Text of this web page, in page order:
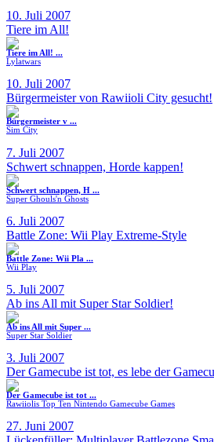
10. Juli 2007
Tiere im All!
Tiere im All! ...
Lylatwars
10. Juli 2007
Bürgermeister von Rawiioli City gesucht!
Bürgermeister v ...
Sim City
7. Juli 2007
Schwert schnappen, Horde kappen!
Schwert schnappen, H ...
Super Ghouls'n Ghosts
6. Juli 2007
Battle Zone: Wii Play Extreme-Style
Battle Zone: Wii Pla ...
Wii Play
5. Juli 2007
Ab ins All mit Super Star Soldier!
Ab ins All mit Super ...
Super Star Soldier
3. Juli 2007
Der Gamecube ist tot, es lebe der
Der Gamecube ist tot ...
Rawiiolis Top Ten Nintendo Gamecube Games
27. Juni 2007